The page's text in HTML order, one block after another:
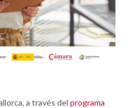
a través del programa